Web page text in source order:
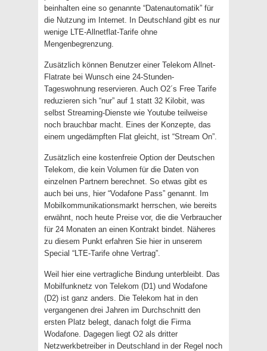
beinhalten eine so genannte “Datenautomatik” für
die Nutzung im Internet. In Deutschland gibt es nur
wenige LTE-Allnetflat-Tarife ohne
Mengenbegrenzung.
Zusätzlich können Benutzer einer Telekom Allnet-
Flatrate bei Wunsch eine 24-Stunden-
Tageswohnung reservieren. Auch O2´s Free Tarife
reduzieren sich “nur” auf 1 statt 32 Kilobit, was
selbst Streaming-Dienste wie Youtube teilweise
noch brauchbar macht. Eines der Konzepte, das
einem ungedämpften Flat gleicht, ist “Stream On”.
Zusätzlich eine kostenfreie Option der Deutschen
Telekom, die kein Volumen für die Daten von
einzelnen Partnern berechnet. So etwas gibt es
auch bei uns, hier “Vodafone Pass” genannt. Im
Mobilkommunikationsmarkt herrschen, wie bereits
erwähnt, noch heute Preise vor, die die Verbraucher
für 24 Monaten an einen Kontrakt bindet. Näheres
zu diesem Punkt erfahren Sie hier in unserem
Special “LTE-Tarife ohne Vertrag”.
Weil hier eine vertragliche Bindung unterbleibt. Das
Mobilfunknetz von Telekom (D1) und Wodafone
(D2) ist ganz anders. Die Telekom hat in den
vergangenen drei Jahren im Durchschnitt den
ersten Platz belegt, danach folgt die Firma
Wodafone. Dagegen liegt O2 als dritter
Netzwerkbetreiber in Deutschland in der Regel noch